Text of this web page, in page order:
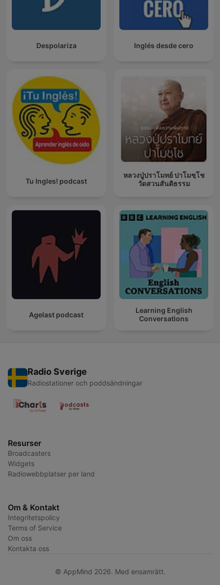
Despolariza Inglés desde cero
Tu Ingles! podcast
หลวงปู่ปราโมทย์ ปาโมชฺโช
วัดสวนสันติธรรม
Agelast podcast
Learning English
Conversations
Radio Sverige
Radiostationer och poddsändningar
Resurser
Broadcasters
Widgets
Radiowebbplatser per land
Om & Kontakt
Integritetspolicy
Terms of Service
Om oss
Kontakta oss
© AppMind 2026. Med ensamrätt.